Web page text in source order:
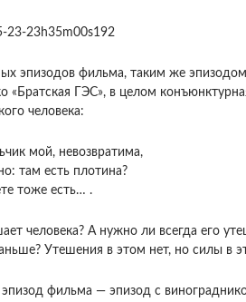
эпизодов фильма, таким же
«Братская ГЭС», в целом
человека:
мой, невозвратима,
там есть плотина?
тоже есть… .
человека? А нужно ли всегда его
Утешения в этом нет, но силы в
фильма — эпизод с